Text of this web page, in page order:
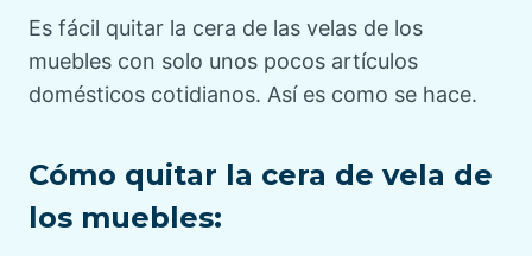
Es fácil quitar la cera de las velas de los
muebles con solo unos pocos artículos
domésticos cotidianos. Así es como se hace.
Cómo quitar la cera de vela de
los muebles: